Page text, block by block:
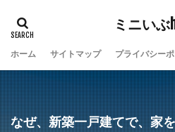
ミニいぶ
ホーム サイトマップ プライバシー
なぜ、新築一戸建てで、家